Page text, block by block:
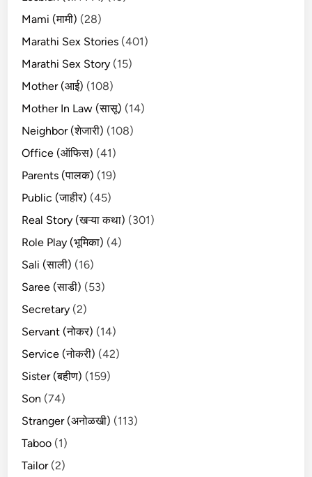
Mami (मामी) (28)
Marathi Sex Stories (401)
Marathi Sex Story (15)
Mother (आई) (108)
Mother In Law (सासू) (14)
Neighbor (शेजारी) (108)
Office (ऑफिस) (41)
Parents (पालक) (19)
Public (जाहीर) (45)
Real Story (खऱ्या कथा) (301)
Role Play (भूमिका) (4)
Sali (साली) (16)
Saree (साडी) (53)
Secretary (2)
Servant (नोकर) (14)
Service (नोकरी) (42)
Sister (बहीण) (159)
Son (74)
Stranger (अनोळखी) (113)
Taboo (1)
Tailor(2)